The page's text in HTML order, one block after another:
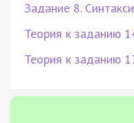
Задание 8.
Теория к заданию
Теория к заданию